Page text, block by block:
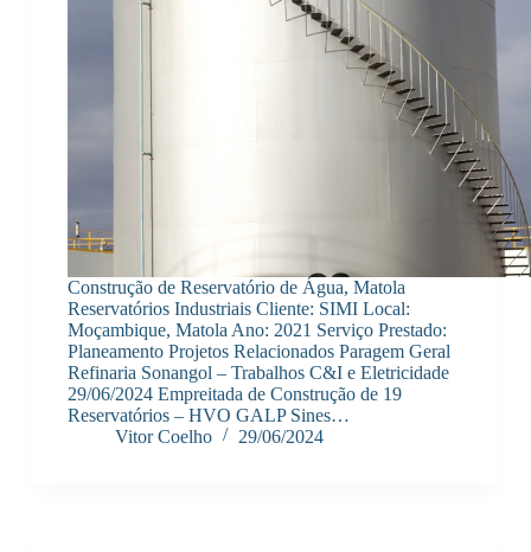
Construção de Reservatório de Água, Matola
Reservatórios Industriais Cliente: SIMI Local:
Moçambique, Matola Ano: 2021 Serviço Prestado:
Planeamento Projetos Relacionados Paragem Geral
Refinaria Sonangol – Trabalhos C&I e Eletricidade
29/06/2024 Empreitada de Construção de 19
Reservatórios – HVO GALP Sines…
Vitor Coelho
29/06/2024